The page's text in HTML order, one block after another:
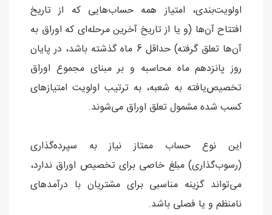
اولویت‌بندی، امتیاز همه حساب‌هایی که از تاریخ
افتتاح آن‌ها (و یا از تاریخ آخرین مرحله‌ای که اوراق به
آن‌ها تعلق گرفته) حداقل 6 ماه گذشته باشد، در پایان
روز پانزدهم ماه محاسبه و بر مبنای مجموع اوراق
تخصیص‌یافته به شعبه، به ترتیب اولویت امتیازهای
کسب شده مشمول تعلق اوراق می‌شوند.
این نوع حساب ممتاز نیاز به سپرده‌گذاری
(رسوب‌گذاری) مبلغ خاصی برای تخصیص اوراق ندارد،
می‌تواند گزینه مناسبی برای مشتریان با درآمدهای
نامنظم و یا فصلی باشد.